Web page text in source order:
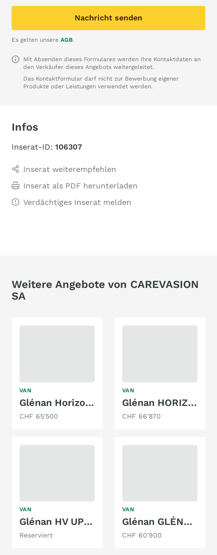
Nachricht senden
Es gelten unsere AGB.
Mit Absenden dieses Formulares werden Ihre Kontaktdaten an
den Verkäufer dieses Angebots weitergeleitet.
Das Kontaktformular darf nicht zur Bewerbung eigener
Produkte oder Leistungen verwendet werden.
Infos
Inserat-ID: 106307
Inserat weiterempfehlen
Inserat als PDF herunterladen
Verdächtiges Inserat melden
Weitere Angebote von CAREVASION
SA
VAN
Glénan HorizonVan 5
CHF 65'500
VAN
Glénan HORIZONVAN UP L2
CHF 66'870
VAN
Glénan HV UP L2
Reserviert
VAN
Glénan GLÉNAN HorizonVan 4
CHF 60'900